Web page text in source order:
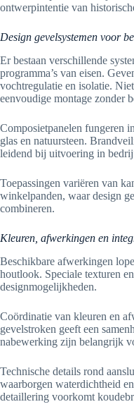
ontwerpintentie van
Design gevelsystemen voor
Er bestaan verschillende
programma’s van eisen.
vochtregulatie en isolatie.
eenvoudige montage zonder
Composietpanelen fungeren
glas en natuursteen.
leidend bij uitvoering in
Toepassingen variëren van
winkelpanden, waar design
combineren.
Kleuren, afwerkingen en
Beschikbare afwerkingen
houtlook. Speciale texturen
designmogelijkheden.
Coördinatie van kleuren en
gevelstroken geeft een
nabewerking zijn belangrijk
Technische details rond
waarborgen waterdichtheid
detaillering voorkomt